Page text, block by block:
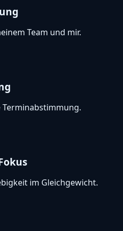
Team und mir.
Terminabstimmung.
im Gleichgewicht.